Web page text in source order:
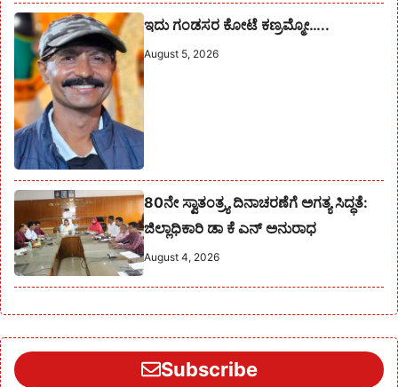
ಇದು ಗಂಡಸರ ಕೋಟೆ ಕಣ್ರಮ್ಮೋ…..
August 5, 2026
80ನೇ ಸ್ವಾತಂತ್ರ್ಯ ದಿನಾಚರಣೆಗೆ ಅಗತ್ಯ ಸಿದ್ಧತೆ:
ಜಿಲ್ಲಾಧಿಕಾರಿ ಡಾ ಕೆ ಎನ್ ಅನುರಾಧ
August 4, 2026
Subscribe